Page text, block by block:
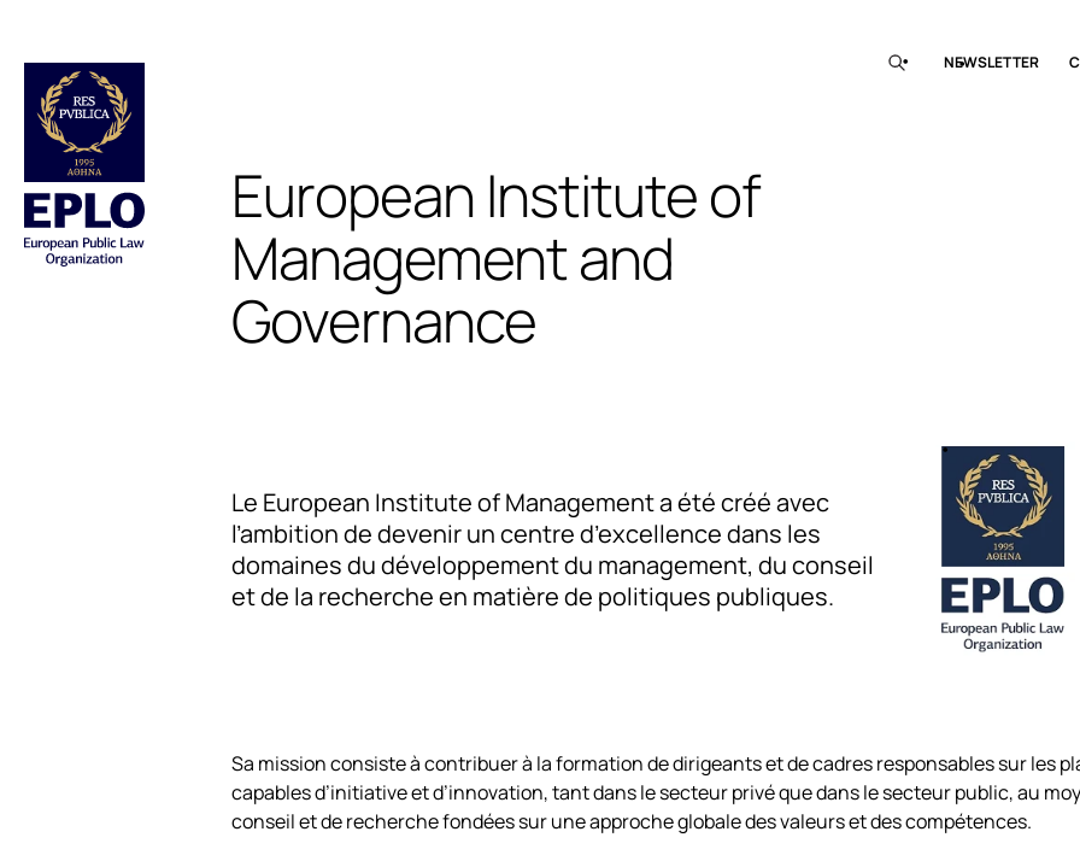
NEWSLETTER
European Institute of
Management and
Governance
Le European Institute of Management a été créé avec
l’ambition de devenir un centre d’excellence dans les
domaines du développement du management, du conseil
et de la recherche en matière de politiques publiques.
Sa mission consiste à contribuer à la formation de dirigeants et de cadres responsables sur les
capables d’initiative et d’innovation, tant dans le secteur privé que dans le secteur public, au
conseil et de recherche fondées sur une approche globale des valeurs et des compétences.